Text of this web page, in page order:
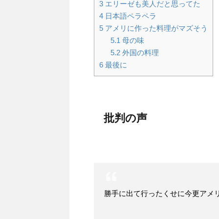
3 エリーゼも美人だと思ってた
4 日本語ペラペラ
5 アメリに作った料理がマズそう
5.1 母の味
5.2外国の料理
6 最後に
批判の声
勝手に出て行ったくせに今更アメ